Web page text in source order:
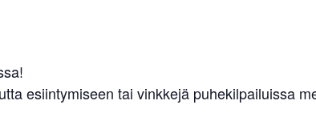
esiintymiseen tai vinkkejä puhekilpailuissa